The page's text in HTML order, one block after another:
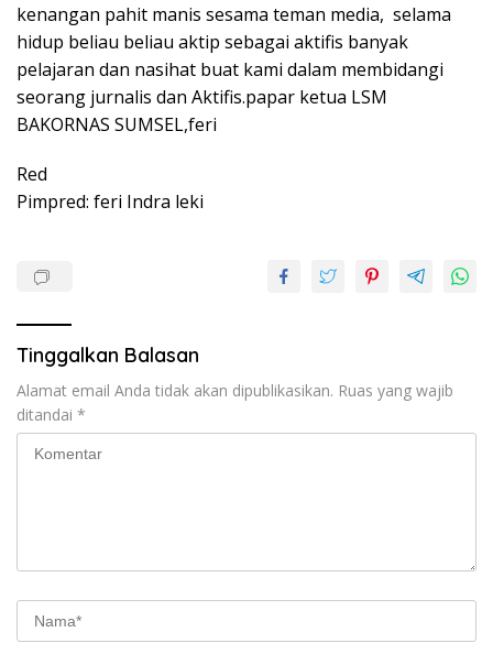
kenangan pahit manis sesama teman media, selama
hidup beliau beliau aktip sebagai aktifis banyak
pelajaran dan nasihat buat kami dalam membidangi
seorang jurnalis dan Aktifis.papar ketua LSM
BAKORNAS SUMSEL,feri
Red
Pimpred: feri Indra leki
Tinggalkan Balasan
Alamat email Anda tidak akan dipublikasikan. Ruas yang wajib
ditandai *